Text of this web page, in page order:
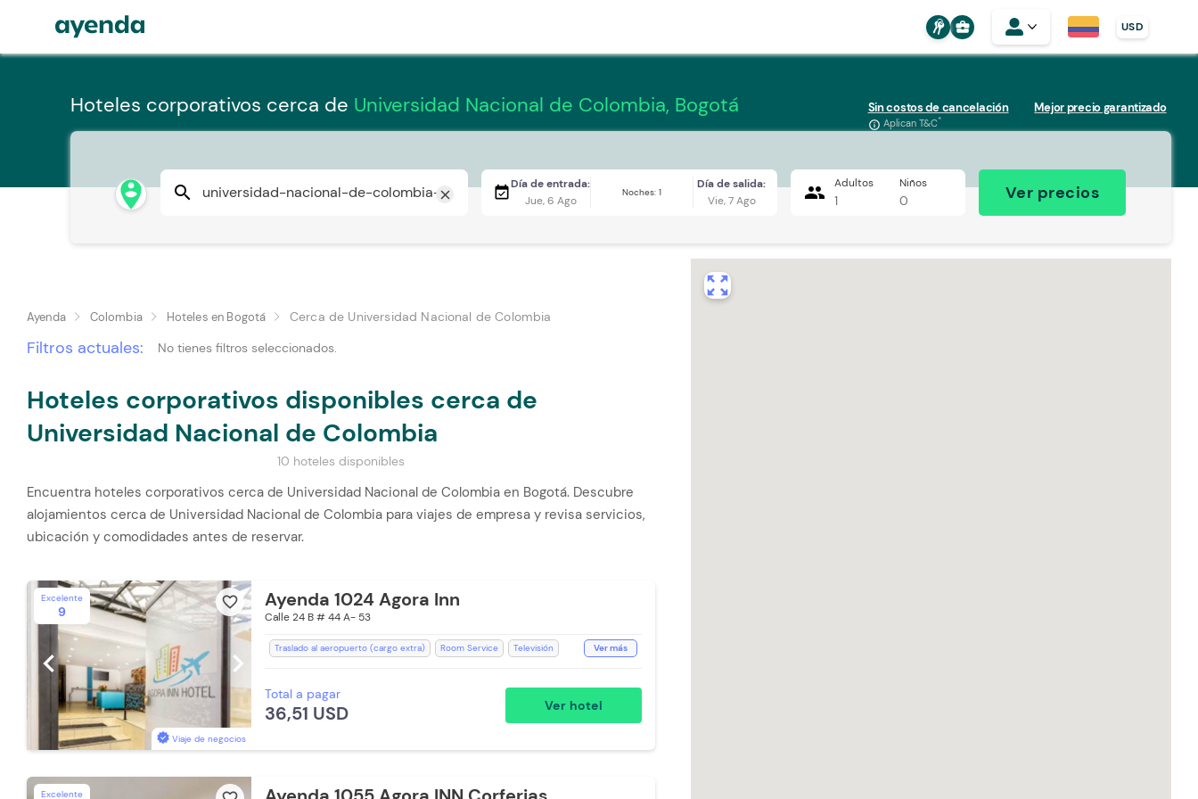
business_center USD
Hoteles corporativos cerca de Universidad Nacional de Colombia, Bogotá Sin costos de cancelación
info_outline Aplican T&C*
Mejor precio garantizado
person_pin_circle search close event_availableDía de entrada:
Jue, 6 Ago
Noches: 1
Día de salida:
Vie, 7 Ago
people Adultos
1
Niños
0 Ver precios
Ayenda Colombia Hoteles en Bogotá Cerca de Universidad Nacional de Colombia
Filtros actuales: No tienes filtros seleccionados.
Hoteles corporativos disponibles cerca de
Universidad Nacional de Colombia
10 hoteles disponibles
Encuentra hoteles corporativos cerca de Universidad Nacional de Colombia en Bogotá. Descubre
alojamientos cerca de Universidad Nacional de Colombia para viajes de empresa y revisa servicios,
ubicación y comodidades antes de reservar.
Excelente
9
favorite_border
Viaje de negocios
chevron_left chevron_right
Ayenda 1024 Agora Inn
Calle 24 B # 44 A- 53
Traslado al aeropuerto (cargo extra) Room Service
Televisión
Baño Privado
Toallas de cuerpo
Ver más
Total a pagar
36,51 USD Ver hotel
Excelente
zoom_out_map